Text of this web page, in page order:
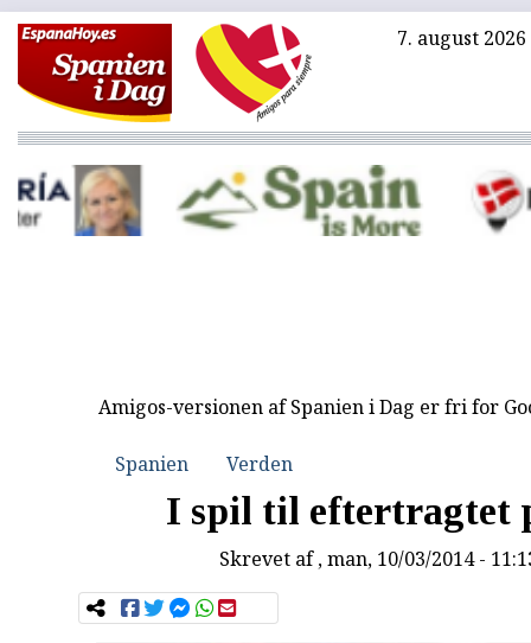
7. august 2026
Amigos-versionen af Spanien i Dag er fri for
Spanien Verden
I spil til eftertragtet
Skrevet af, man, 10/03/2014 -